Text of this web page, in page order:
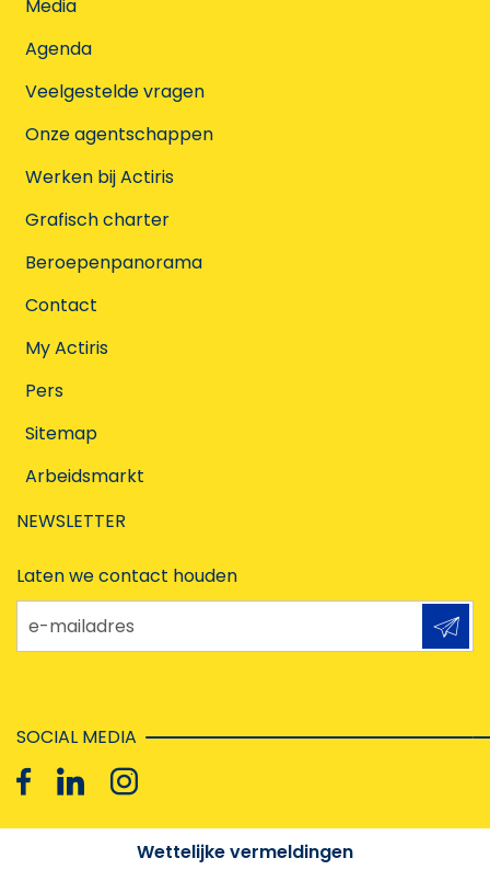
Media
Agenda
Veelgestelde vragen
Onze agentschappen
Werken bij Actiris
Grafisch charter
Beroepenpanorama
Contact
My Actiris
Pers
Sitemap
Arbeidsmarkt
NEWSLETTER
Laten we contact houden
e-mailadres
SOCIAL MEDIA
Wettelijke vermeldingen